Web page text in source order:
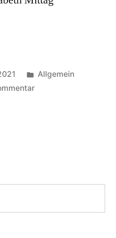
Veröffentlicht
Allgemein
zu
expressions
Corona